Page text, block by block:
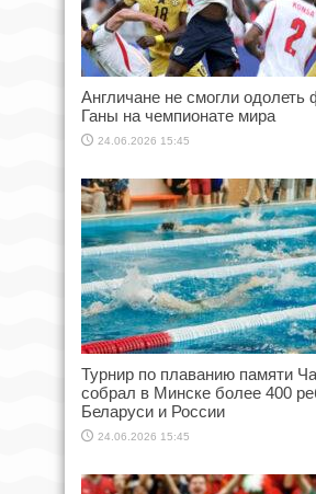
Англичане не смогли одолеть
Ганы на чемпионате мира
24.06.2026 15:45
Турнир по плаванию памяти
собрал в Минске более 400
Беларуси и России
24.06.2026 15:45